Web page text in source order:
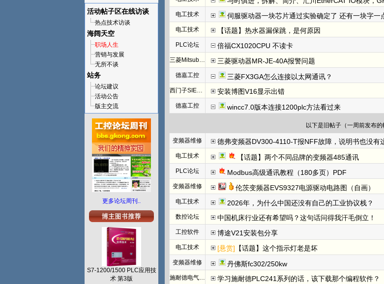
活动帖子区在线访谈
热点技术访谈
海阔天空
职场人生
营销与发展
无所不谈
站务
论坛建议
活动公告
版主交流
更多论坛周刊..
S7-1200/1500 PLC应用技
术 第3版
电工技术 伺服驱动器一块芯片通过实验确定了 还有一块字一
电工技术 【话题】热水器漏保跳，是何原因
PLC论坛 倍福CX1020CPU 不读卡
三菱Mitsubishi 三菱驱动器MR-JE-40A报警问题
德嘉工控 三菱FX3GA怎么连接以太网通讯？
西门子SIEMENS 安装博图V16显示出错
德嘉工控 wincc7.0版本连接1200plc方法看过来
以下是旧帖子（一周前发布的
变频器维修 德弗变频器DV300-4110-T报NFF故障，说明书也没有这个故障代码大
电工技术 【话题】两个不同品牌的变频器485通讯
PLC论坛 Modbus高级通讯教程（180多页）PDF
变频器维修 伦茨变频器EVS9327电源驱动电路图（自画）
电工技术 2026年，为什么中国还没有自己的工业协议栈？
数控论坛 中国机床行业还有希望吗？这句话问得我汗毛倒立！
工控软件 博途V21安装包分享
电工技术 [悬赏] 【话题】这个指示灯老是坏
变频器维修 丹佛斯fc302/250kw
施耐德电气PLC 学习施耐德PLC241系列的话，该下载那个编程软件？